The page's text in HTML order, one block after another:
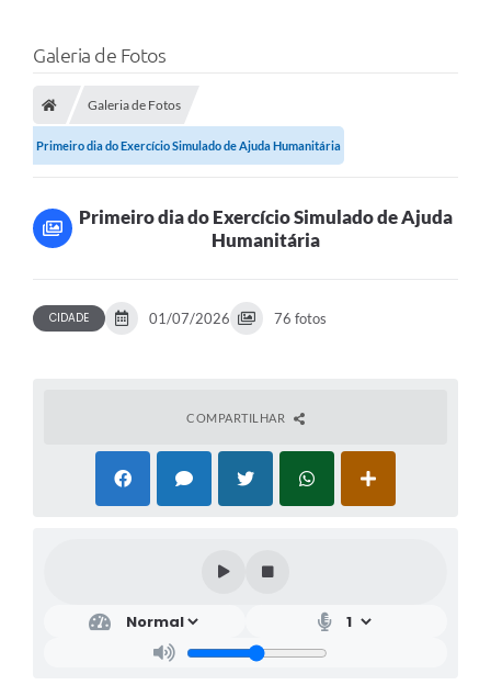
Galeria de Fotos
Galeria de Fotos
Primeiro dia do Exercício Simulado de Ajuda Humanitária
Primeiro dia do Exercício Simulado de Ajuda
Humanitária
CIDADE 01/07/2026 76 fotos
COMPARTILHAR